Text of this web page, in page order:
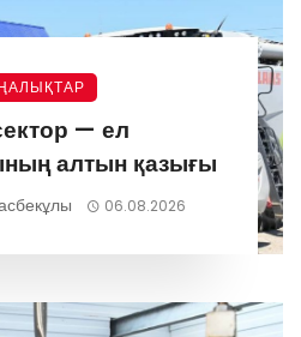
— ел
алтын қазығы
06.08.2026